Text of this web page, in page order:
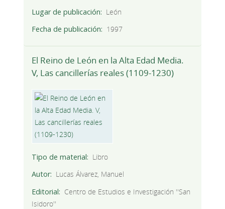
Lugar de publicación
León
Fecha de publicación
1997
El Reino de León en la Alta Edad Media.
V, Las cancillerías reales (1109-1230)
Tipo de material
Libro
Autor
Lucas Álvarez, Manuel
Editorial
Centro de Estudios e Investigación ''San
Isidoro''